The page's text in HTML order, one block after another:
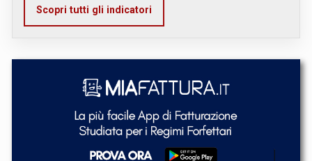
Scopri tutti gli indicatori